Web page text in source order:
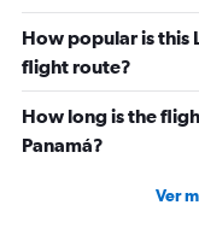
How popular is this
flight route?
How long is the
Panamá?
Ver